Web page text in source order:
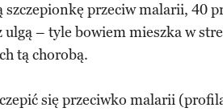
szczepionkę przeciw malarii, 40
ulgą – tyle bowiem mieszka w
tą chorobą.
się przeciwko malarii